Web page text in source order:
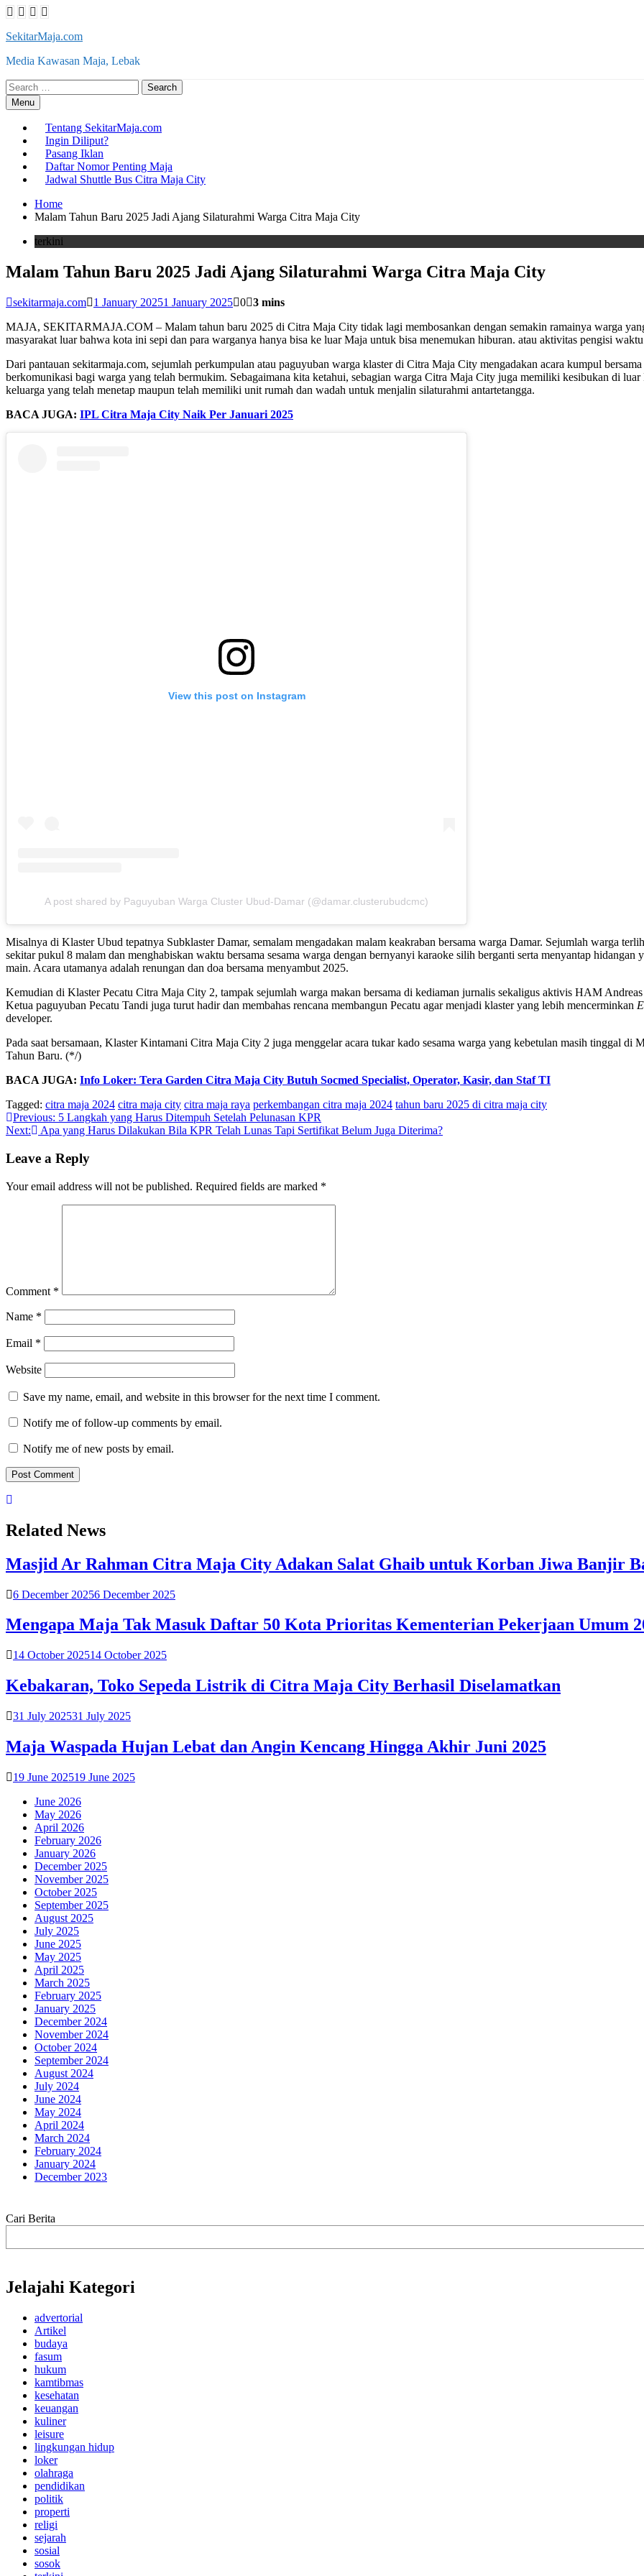
Skip
content
SekitarMaja.com
Media Kawasan Maja, Lebak
Search
for:Menu
Tentang SekitarMaja.com
Ingin Diliput?
Pasang Iklan
Daftar Nomor Penting Maja
Jadwal Shuttle Bus Citra Maja City
Home
Malam Tahun Baru 2025 Jadi Ajang Silaturahmi Warga Citra Maja City
terkini
Malam Tahun Baru 2025 Jadi Ajang Silaturahmi Warga Citra Maja City
sekitarmaja.com 1 January 20251 January 2025 0 3 mins
MAJA, SEKITARMAJA.COM – Malam tahun baru 2025 di Citra Maja City tidak lagi membosankan dengan semakin ramainya warga
masyarakat luar bahwa kota ini sepi dan para warganya hanya bisa ke luar Maja untuk bisa menemukan hiburan. atau aktivitas pengisi
Dari pantauan sekitarmaja.com, sejumlah perkumpulan atau paguyuban warga klaster di Citra Maja City mengadakan acara kumpul
berkomunikasi bagi warga yang telah bermukim. Sebagaimana kita ketahui, sebagian warga Citra Maja City juga memiliki kesibukan di
keluarga yang telah menetap maupun telah memiliki unit rumah dan wadah untuk menjalin silaturahmi antartetangga.
BACA JUGA: IPL Citra Maja City Naik Per Januari 2025
View this post on Instagram
A post shared by Paguyuban Warga Cluster Ubud-Damar (@damar.clusterubudcmc)
Misalnya di Klaster Ubud tepatnya Subklaster Damar, semalam mengadakan malam keakraban bersama warga Damar. Sejumlah warga
sekitar pukul 8 malam dan menghabiskan waktu bersama sesama warga dengan bernyanyi karaoke silih berganti serta menyantap
main. Acara utamanya adalah renungan dan doa bersama menyambut 2025.
Kemudian di Klaster Pecatu Citra Maja City 2, tampak sejumlah warga makan bersama di kediaman jurnalis sekaligus aktivis HAM
Ketua paguyuban Pecatu Tandi juga turut hadir dan membahas rencana membangun Pecatu agar menjadi klaster yang lebih mencerminkan
developer.
Pada saat bersamaan, Klaster Kintamani Citra Maja City 2 juga menggelar acara tukar kado sesama warga yang kebetulan masih tinggal
Tahun Baru. (*/)
BACA JUGA: Info Loker: Tera Garden Citra Maja City Butuh Socmed Specialist, Operator, Kasir, dan Staf TI
Tagged: citra maja 2024 citra maja city citra maja raya perkembangan citra maja 2024 tahun baru 2025 di citra maja city
Post
navigation
Previous: 5 Langkah yang Harus Ditempuh Setelah Pelunasan KPR
Next:
Apa yang Harus Dilakukan Bila KPR Telah Lunas Tapi Sertifikat Belum Juga Diterima?
Leave a Reply
Your email address will not be published. Required fields are marked *
Comment *
Name *
Email *
Website
Save my name, email, and website in this browser for the next time I comment.
Notify me of follow-up comments by email.
Notify me of new posts by email.
Related News
Masjid Ar Rahman Citra Maja City Adakan Salat Ghaib untuk Korban Jiwa Banjir
6 December 20256 December 2025
Mengapa Maja Tak Masuk Daftar 50 Kota Prioritas Kementerian Pekerjaan Umum
14 October 202514 October 2025
Kebakaran, Toko Sepeda Listrik di Citra Maja City Berhasil Diselamatkan
31 July 202531 July 2025
Maja Waspada Hujan Lebat dan Angin Kencang Hingga Akhir Juni 2025
19 June 202519 June 2025
June 2026
May 2026
April 2026
February 2026
January 2026
December 2025
November 2025
October 2025
September 2025
August 2025
July 2025
June 2025
May 2025
April 2025
March 2025
February 2025
January 2025
December 2024
November 2024
October 2024
September 2024
August 2024
July 2024
June 2024
May 2024
April 2024
March 2024
February 2024
January 2024
December 2023
Cari Berita
Jelajahi Kategori
advertorial
Artikel
budaya
fasum
hukum
kamtibmas
kesehatan
keuangan
kuliner
leisure
lingkungan hidup
loker
olahraga
pendidikan
politik
properti
religi
sejarah
sosial
sosok